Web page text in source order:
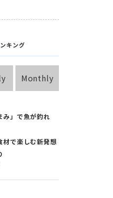
キング
Monthly
み」で魚が釣れ
材で楽しむ新発想